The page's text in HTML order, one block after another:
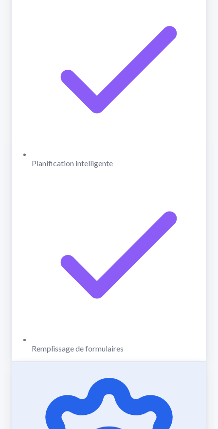
Planification intelligente
Remplissage de formulaires